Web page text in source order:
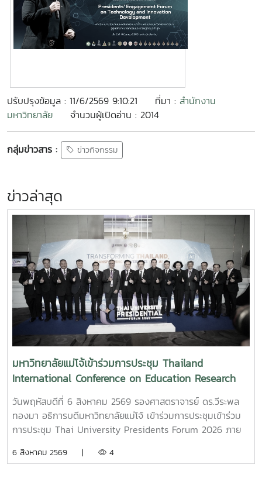
ปรับปรุงข้อมูล : 11/6/2569 9:10:21 ที่มา : สำนักงาน
มหาวิทยาลัย
จำนวนผู้เปิดอ่าน : 2014
กลุ่มข่าวสาร : ข่าวกิจกรรม
ข่าวล่าสุด
มหาวิทยาลัยแม่โจ้เข้าร่วมการประชุม Thailand
International Conference on Education Research
(ThaiCER) 2026
วันพฤหัสบดีที่ 6 สิงหาคม 2569 รองศาสตราจารย์ ดร.วีระพล
ทองมา อธิการบดีมหาวิทยาลัยแม่โจ้ เข้าร่วมการประชุมเข้าร่วม
การประชุม Thai University Presidents Forum 2026 ภาย
ได้รับเกียรติจาก ศาสตราจารย์ ดร.ยศชนัน วงศ์สวัสดิ์ รองนายก
6 สิงหาคม 2569 | 4